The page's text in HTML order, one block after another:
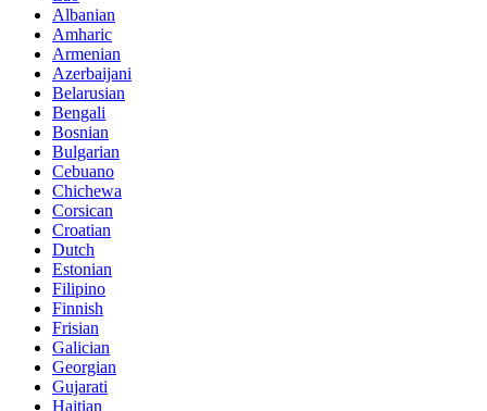
Albanian
Amharic
Armenian
Azerbaijani
Belarusian
Bengali
Bosnian
Bulgarian
Cebuano
Chichewa
Corsican
Croatian
Dutch
Estonian
Filipino
Finnish
Frisian
Galician
Georgian
Gujarati
Haitian